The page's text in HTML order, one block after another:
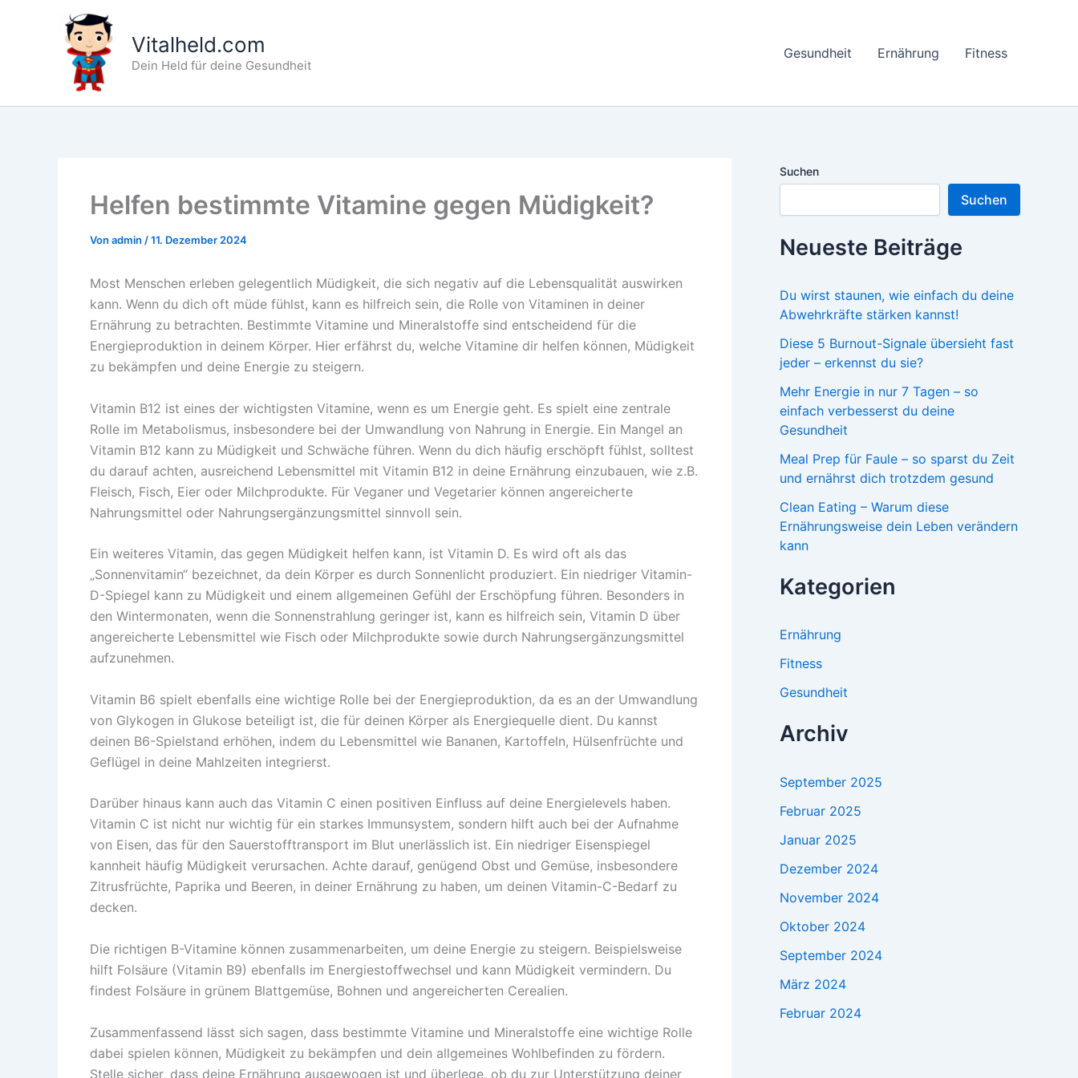
Vitalheld.com
Dein Held für deine Gesundheit
Gesundheit Ernährung Fitness
Helfen bestimmte Vitamine gegen Müdigkeit?
Von admin /11. Dezember 2024
Most Menschen erleben gelegentlich Müdigkeit, die sich negativ auf die Lebensqualität auswirken
kann. Wenn du dich oft müde fühlst, kann es hilfreich sein, die Rolle von Vitaminen in deiner
Ernährung zu betrachten. Bestimmte Vitamine und Mineralstoffe sind entscheidend für die
Energieproduktion in deinem Körper. Hier erfährst du, welche Vitamine dir helfen können, Müdigkeit
zu bekämpfen und deine Energie zu steigern.
Vitamin B12 ist eines der wichtigsten Vitamine, wenn es um Energie geht. Es spielt eine zentrale
Rolle im Metabolismus, insbesondere bei der Umwandlung von Nahrung in Energie. Ein Mangel an
Vitamin B12 kann zu Müdigkeit und Schwäche führen. Wenn du dich häufig erschöpft fühlst, solltest
du darauf achten, ausreichend Lebensmittel mit Vitamin B12 in deine Ernährung einzubauen, wie z.B.
Fleisch, Fisch, Eier oder Milchprodukte. Für Veganer und Vegetarier können angereicherte
Nahrungsmittel oder Nahrungsergänzungsmittel sinnvoll sein.
Ein weiteres Vitamin, das gegen Müdigkeit helfen kann, ist Vitamin D. Es wird oft als das
„Sonnenvitamin“ bezeichnet, da dein Körper es durch Sonnenlicht produziert. Ein niedriger Vitamin-
D-Spiegel kann zu Müdigkeit und einem allgemeinen Gefühl der Erschöpfung führen. Besonders in
den Wintermonaten, wenn die Sonnenstrahlung geringer ist, kann es hilfreich sein, Vitamin D über
angereicherte Lebensmittel wie Fisch oder Milchprodukte sowie durch Nahrungsergänzungsmittel
aufzunehmen.
Vitamin B6 spielt ebenfalls eine wichtige Rolle bei der Energieproduktion, da es an der Umwandlung
von Glykogen in Glukose beteiligt ist, die für deinen Körper als Energiequelle dient. Du kannst
deinen B6-Spielstand erhöhen, indem du Lebensmittel wie Bananen, Kartoffeln, Hülsenfrüchte und
Geflügel in deine Mahlzeiten integrierst.
Darüber hinaus kann auch das Vitamin C einen positiven Einfluss auf deine Energielevels haben.
Vitamin C ist nicht nur wichtig für ein starkes Immunsystem, sondern hilft auch bei der Aufnahme
von Eisen, das für den Sauerstofftransport im Blut unerlässlich ist. Ein niedriger Eisenspiegel
kannheit häufig Müdigkeit verursachen. Achte darauf, genügend Obst und Gemüse, insbesondere
Zitrusfrüchte, Paprika und Beeren, in deiner Ernährung zu haben, um deinen Vitamin-C-Bedarf zu
decken.
Die richtigen B-Vitamine können zusammenarbeiten, um deine Energie zu steigern. Beispielsweise
hilft Folsäure (Vitamin B9) ebenfalls im Energiestoffwechsel und kann Müdigkeit vermindern. Du
findest Folsäure in grünem Blattgemüse, Bohnen und angereicherten Cerealien.
Zusammenfassend lässt sich sagen, dass bestimmte Vitamine und Mineralstoffe eine wichtige Rolle
dabei spielen können, Müdigkeit zu bekämpfen und dein allgemeines Wohlbefinden zu fördern.
Stelle sicher, dass deine Ernährung ausgewogen ist und überlege, ob du zur Unterstützung deiner
Suchen
Suchen
Neueste Beiträge
Du wirst staunen, wie einfach du deine
Abwehrkräfte stärken kannst!
Diese 5 Burnout-Signale übersieht fast
jeder – erkennst du sie?
Mehr Energie in nur 7 Tagen – so
einfach verbesserst du deine
Gesundheit
Meal Prep für Faule – so sparst du Zeit
und ernährst dich trotzdem gesund
Clean Eating – Warum diese
Ernährungsweise dein Leben verändern
kann
Kategorien
Ernährung
Fitness
Gesundheit
Archiv
September 2025
Februar 2025
Januar 2025
Dezember 2024
November 2024
Oktober 2024
September 2024
März 2024
Februar 2024